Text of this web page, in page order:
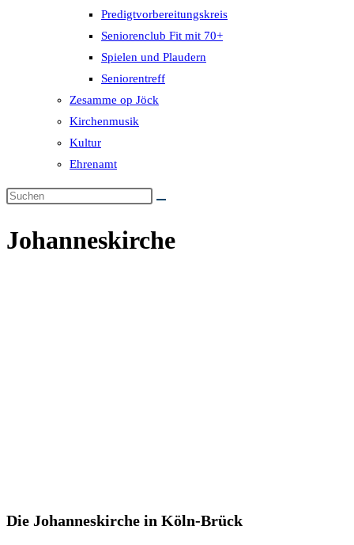
Predigtvorbereitungskreis
Seniorenclub Fit mit 70+
Spielen und Plaudern
Seniorentreff
Zesamme op Jöck
Kirchenmusik
Kultur
Ehrenamt
Johanneskirche
Die Johanneskirche in Köln-Brück